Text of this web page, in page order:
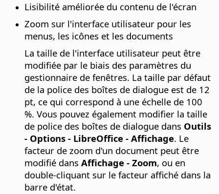
Lisibilité améliorée du contenu de l'écran
Zoom sur l'interface utilisateur pour les
menus, les icônes et les documents
La taille de l'interface utilisateur peut être
modifiée par le biais des paramètres du
gestionnaire de fenêtres. La taille par défaut
de la police des boîtes de dialogue est de 12
pt, ce qui correspond à une échelle de 100
%. Vous pouvez également modifier la taille
de police des boîtes de dialogue dans Outils
- Options - LibreOffice - Affichage. Le
facteur de zoom d'un document peut être
modifié dans Affichage - Zoom, ou en
double-cliquant sur le facteur affiché dans la
barre d'état.